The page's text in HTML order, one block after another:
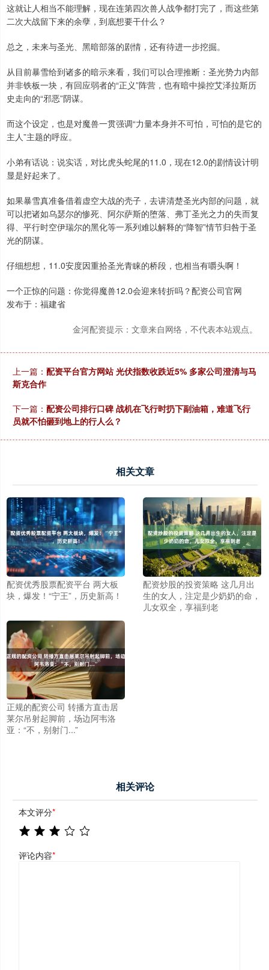
这就让人相当不能理解，现在连第四次兽人战争都打完了，而这些第
二次大战留下来的余孽，到底想要干什么？
总之，未来与圣光、黑暗部落的剧情，还有待进一步挖掘。
从目前暴雪给到诸多的暗示来看，我们可以合理推断：圣光势力内部
并非铁板一块，有回应弱者的“正义”阵营，也有暗中操控艾泽拉斯历
史走向的“邪恶”阴谋。
而这个设定，也是对魔兽一贯强调“力量本身并不可怕，可怕的是它的
主人”主题的呼应。
小弟有话说：说实话，对比虎头蛇尾的11.0，现在12.0的剧情设计明
显是好起来了。
如果暴雪真准备借着虚空大战的壳子，去讲清楚圣光内部的问题，就
可以把诸如乌瑟尔的惨死、阿尔萨斯的堕落、弗丁圣光之力的失而复
得、平行时空伊瑞尔的黑化等一系列难以解释的“降智”情节归咎于圣
光的阴谋。
仔细想想，11.0安度因重拾圣光青睐的桥段，也相当有嚼头啊！
一个正惊的问题：你觉得魔兽12.0会迎来转折吗？配资公司官网
发布于：福建省
金河配资提示：文章来自网络，不代表本站观点。
上一篇： 配资平台官方网站 光伏指数收跌近5% 多家公司澄清与马
斯克合作
下一篇： 配资公司排行口碑 战机在飞行时扔下副油箱，难道飞行
员就不怕砸到地上的行人么？
相关文章
配资优秀股票配资平台 两大板
块，爆发！“宁王”，历史新高！
配资炒股的投资策略 这几月出
生的女人，注定是少奶奶的命，
儿女双全，享福到老
正规的配资公司 转播方直击居
莱尔吊射起脚前，场边阿韦洛
亚：“不，别射门...”
相关评论
本文评分*
评论内容*